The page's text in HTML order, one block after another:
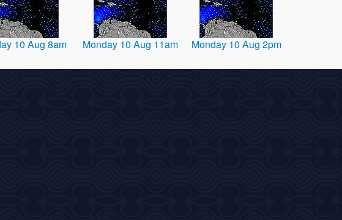
10 Aug 8am Monday 10 Aug 11am Monday 10 Aug 2pm